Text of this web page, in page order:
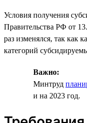
Условия получения
Правительства РФ от
раз изменялся, так как
категорий
Важно:
Минтруд
и на 2023 год.